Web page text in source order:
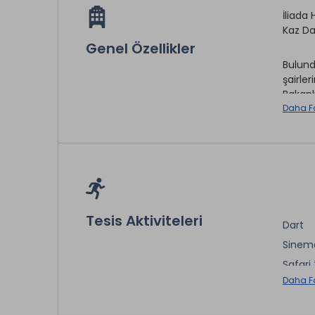
Genel Özellikler
İliada
Kaz
Hotel,
otel
Daha
Tesis Aktiviteleri
Dart
Safari
Yoga
Daha